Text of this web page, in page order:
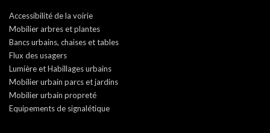
Accessibilité de la voirie
Mobilier arbres et plantes
Bancs urbains, chaises et tables
Flux des usagers
Lumière et Habillages urbains
Mobilier urbain parcs et jardins
Mobilier urbain propreté
Equipements de signalétique